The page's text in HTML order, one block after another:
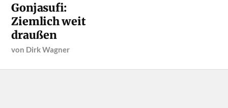
Gonjasufi:
Ziemlich weit
draußen
von Dirk Wagner